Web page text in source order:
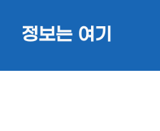
정보는 여기